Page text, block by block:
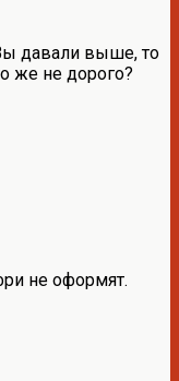
давали выше, то
же не дорого?
не оформят.